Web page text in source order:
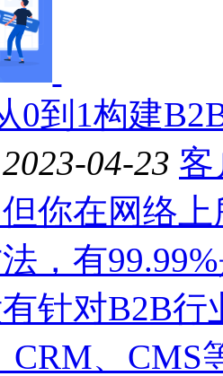
0到1构建
04-23 客
你在网络
，有
针对B2B
CRM、